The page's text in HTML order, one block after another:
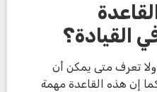
القيادة؟
ولا تعرف متى يمكن أن
إن هذه القاعدة مهمة